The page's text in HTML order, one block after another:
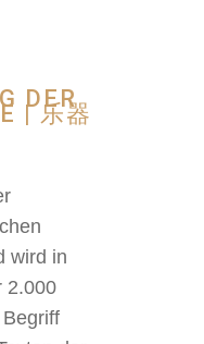
DER
| 乐器
wird in
2.000